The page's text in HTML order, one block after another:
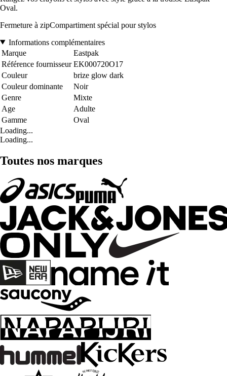
Oval.
Fermeture à zipCompartiment spécial pour stylos
Informations complémentaires
Marque
Eastpak
Référence fournisseur EK000720O17
Couleur
brize glow dark
Couleur dominante
Noir
Genre
Mixte
Age
Adulte
Gamme
Oval
Loading...
Loading...
Toutes nos marques